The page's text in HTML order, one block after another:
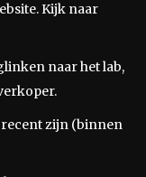
Kijk naar
naar het lab,
recent zijn (binnen